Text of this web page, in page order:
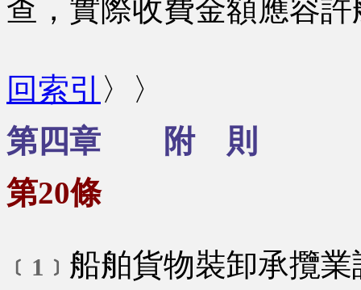
查，實際收費金額應容
回索引 〉〉
第四章 附 則
第20條
﹝1﹞ 船舶貨物裝卸承攬